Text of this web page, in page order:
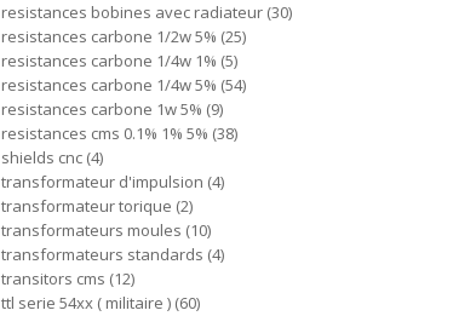
resistances bobines avec radiateur 30
resistances carbone 1/2w 5% 25
resistances carbone 1/4w 1% 5
resistances carbone 1/4w 5% 54
resistances carbone 1w 5% 9
resistances cms 0.1% 1% 5% 38
shields cnc 4
transformateur d'impulsion 4
transformateur torique 2
transformateurs moules 10
transformateurs standards 4
transitors cms 12
ttl serie 54xx ( militaire ) 60